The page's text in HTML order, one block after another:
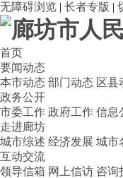
无障碍浏览 | 长者专版 |
首页
要闻动态
本市动态 部门动态 区县
政务公开
市委工作 政府工作 信息
走进廊坊
城市综述 经济发展 城市
互动交流
领导信箱 网上信访 咨询